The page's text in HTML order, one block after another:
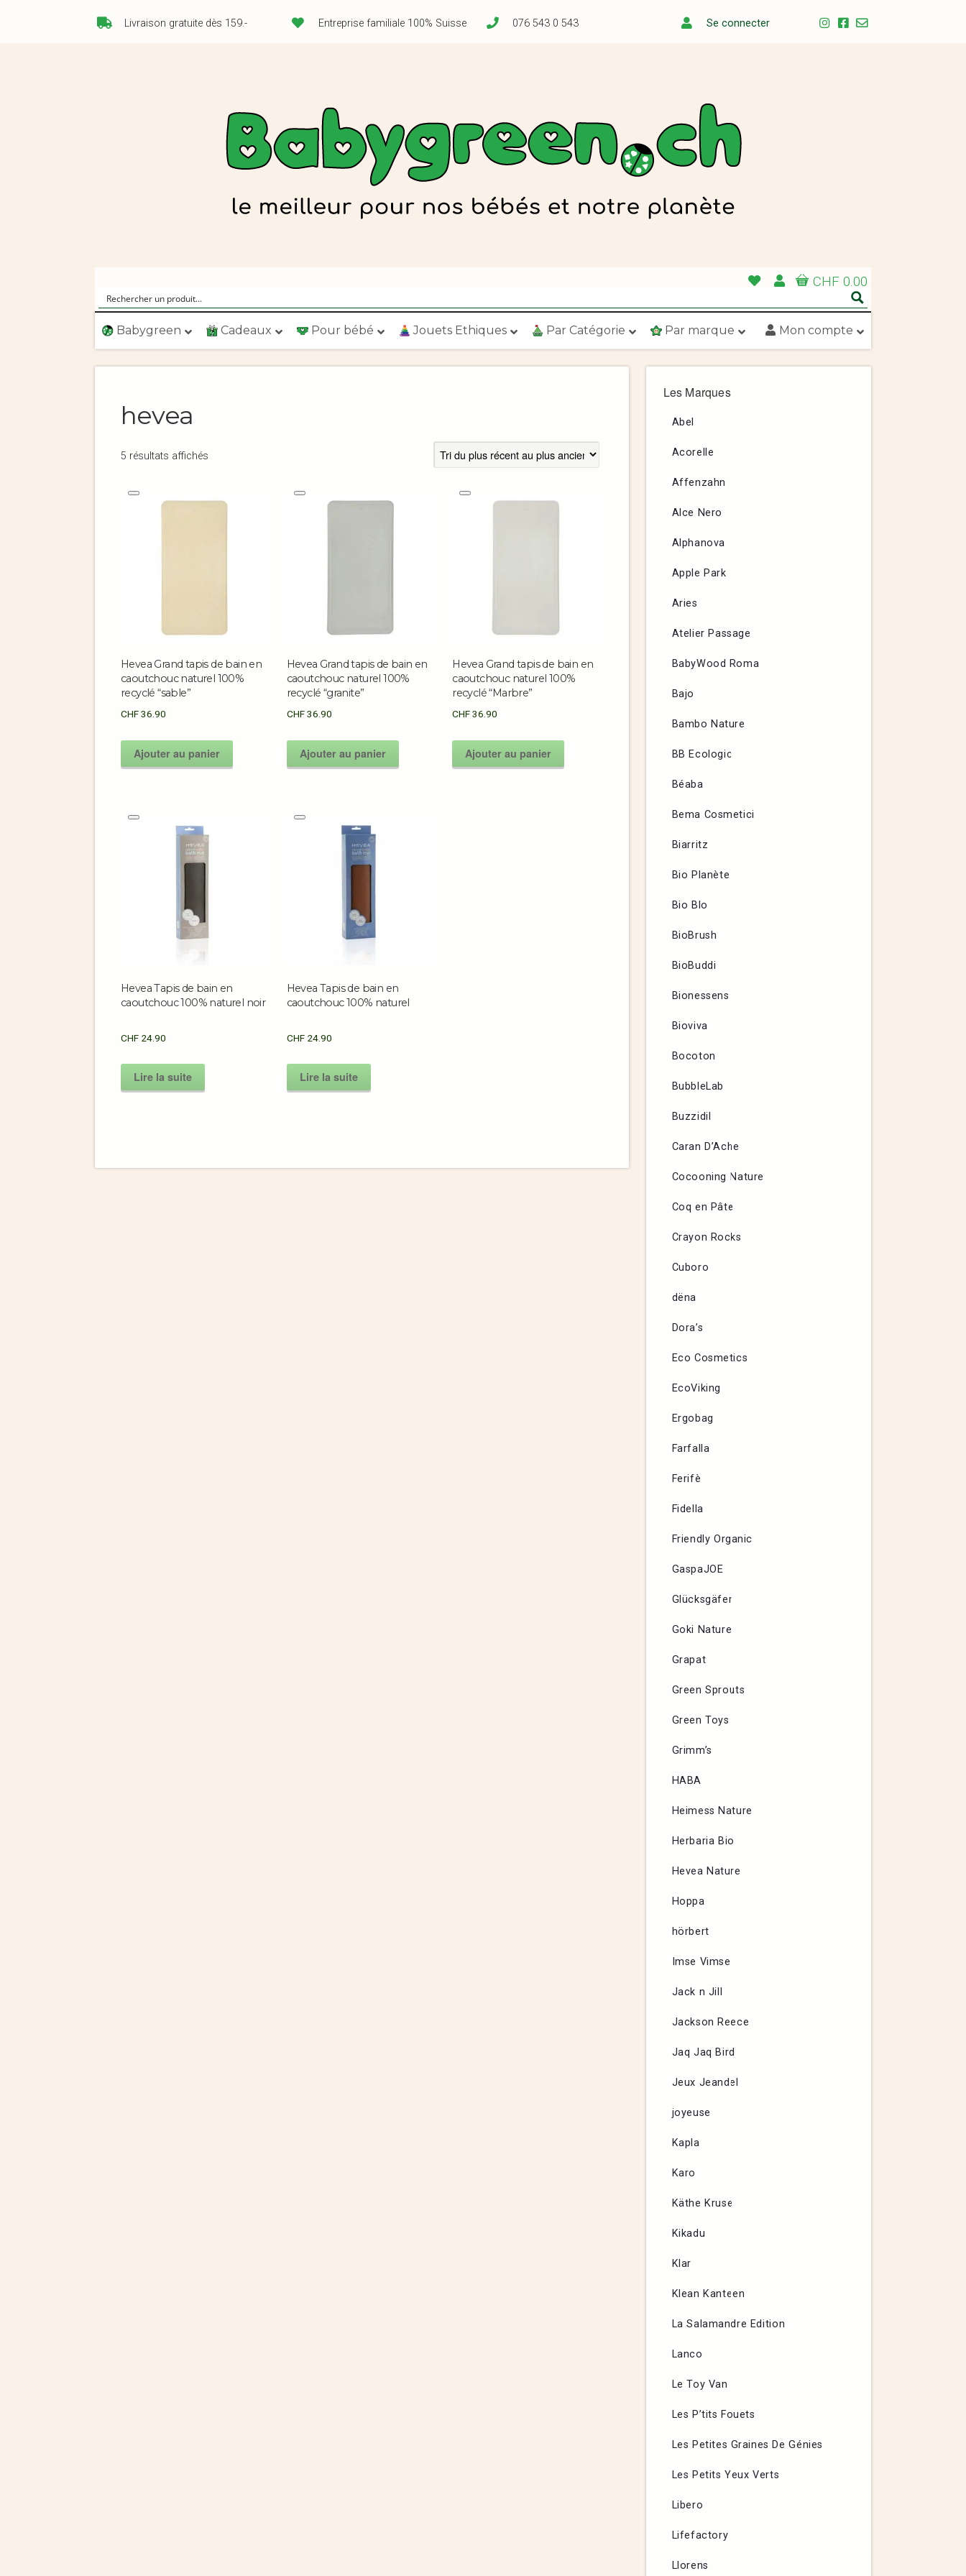
Livraison gratuite dès 159.- Entreprise familiale 100% Suisse 076 543 0 543 Se connecter
CHF 0.00
Babygreen Cadeaux Pour bébé Jouets Ethiques Par Catégorie Par marque Mon compte
hevea
5 résultats affichés
Hevea Grand tapis de bain en
caoutchouc naturel 100%
recyclé “sable”
CHF36.90
Ajouter au panier
Hevea Grand tapis de bain en
caoutchouc naturel 100%
recyclé “granite”
CHF36.90
Ajouter au panier
Hevea Grand tapis de bain en
caoutchouc naturel 100%
recyclé “Marbre”
CHF36.90
Ajouter au panier
Hevea Tapis de bain en
caoutchouc 100% naturel noir
CHF 24.90
Lire la suite
Hevea Tapis de bain en
caoutchouc 100% naturel
CHF24.90
Lire la suite
Les Marques
Abel
Acorelle
Affenzahn
Alce Nero
Alphanova
Apple Park
Aries
Atelier Passage
BabyWood Roma
Bajo
Bambo Nature
BB Ecologic
Béaba
Bema Cosmetici
Biarritz
Bio Planète
Bio Blo
BioBrush
BioBuddi
Bionessens
Bioviva
Bocoton
BubbleLab
Buzzidil
Caran D’Ache
Cocooning Nature
Coq en Pâte
Crayon Rocks
Cuboro
dëna
Dora’s
Eco Cosmetics
EcoViking
Ergobag
Farfalla
Ferifè
Fidella
Friendly Organic
GaspaJOE
Glücksgäfer
Goki Nature
Grapat
Green Sprouts
Green Toys
Grimm’s
HABA
Heimess Nature
Herbaria Bio
Hevea Nature
Hoppa
hörbert
Imse Vimse
Jack n Jill
Jackson Reece
Jaq Jaq Bird
Jeux Jeandel
joyeuse
Kapla
Karo
Käthe Kruse
Kikadu
Klar
Klean Kanteen
La Salamandre Edition
Lanco
Le Toy Van
Les P’tits Fouets
Les Petites Graines De Génies
Les Petits Yeux Verts
Libero
Lifefactory
Llorens